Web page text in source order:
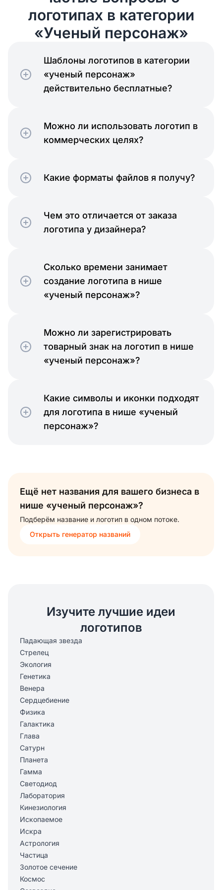
логотипах в категории
«Ученый персонаж»
Шаблоны логотипов в категории
«ученый персонаж»
действительно бесплатные?
Можно ли использовать логотип в
коммерческих целях?
Какие форматы файлов я получу?
Чем это отличается от заказа
логотипа у дизайнера?
Сколько времени занимает
создание логотипа в нише
«ученый персонаж»?
Можно ли зарегистрировать
товарный знак на логотип в нише
«ученый персонаж»?
Какие символы и иконки подходят
для логотипа в нише «ученый
персонаж»?
Ещё нет названия для вашего бизнеса в
нише «ученый персонаж»?
Подберём название и логотип в одном потоке.
Открыть генератор названий
Изучите лучшие идеи
логотипов
Падающая звезда
Стрелец
Экология
Генетика
Венера
Сердцебиение
Физика
Галактика
Глава
Сатурн
Планета
Гамма
Светодиод
Лаборатория
Кинезиология
Ископаемое
Искра
Астрология
Частица
Золотое сечение
Космос